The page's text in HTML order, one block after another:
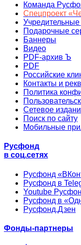
Команда
Спецпроект
Подарочные
Баннеры
Видео
PDF-архив Ъ
PDF
Российские
Контакты и
Политика
Сетевое
Поиск по сайту
Мобильные
Русфонд
в соц.сетях
Русфонд
Русфонд в
Youtube
Русфонд в
Русфонд.Дзен
Фонды-партнеры